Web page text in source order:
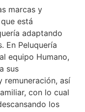
marcas y
está
adaptando
En Peluquería
equipo Humano,
sus
remuneración, así
con lo cual
los